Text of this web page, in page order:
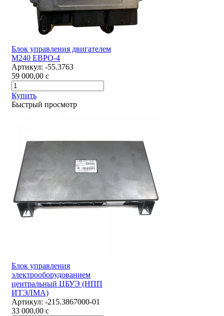
Блок управления двигателем
М240 ЕВРО-4
Артикул: -55.3763
59 000,00 c
Купить
Быстрый просмотр
Блок управления
электрооборудованием
центральный ЦБУЭ (НПП
ИТЭЛМА)
Артикул: -215.3867000-01
33 000,00 c